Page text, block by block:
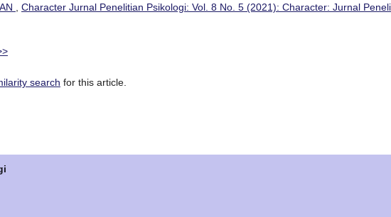
Character Jurnal Penelitian Psikologi: Vol. 8 No. 5 (2021): Character: Jurnal
search for this article.